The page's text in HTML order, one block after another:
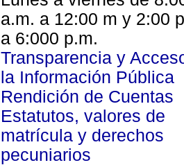
a.m. a 12:00 m y 2:00
a 6:000 p.m.
Transparencia y
la Información Pública
Rendición de Cuentas
Estatutos, valores de
matrícula y derechos
pecuniarios